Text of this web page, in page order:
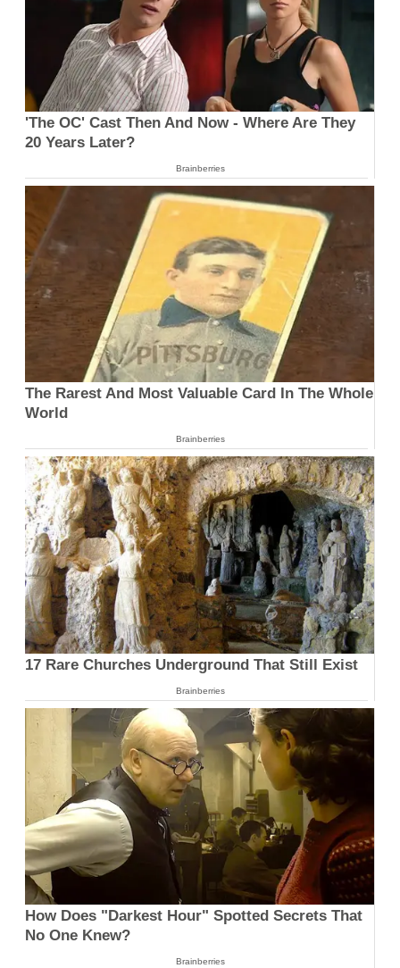
'The OC' Cast Then And Now - Where Are They
20 Years Later?
Brainberries
The Rarest And Most Valuable Card In The Whole
World
Brainberries
17 Rare Churches Underground That Still Exist
Brainberries
How Does "Darkest Hour" Spotted Secrets That
No One Knew?
Brainberries